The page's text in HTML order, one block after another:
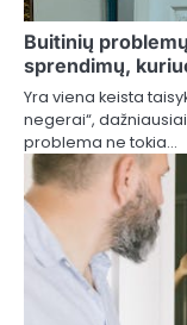
Buitinių
sprendimų,
Yra viena keista
negerai“,
problema ne tokia…